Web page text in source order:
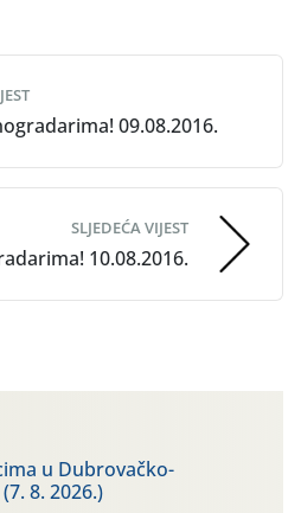
09.08.2016.
SLJEDEĆA VIJEST
10.08.2016.
u Dubrovačko-
8. 2026.)